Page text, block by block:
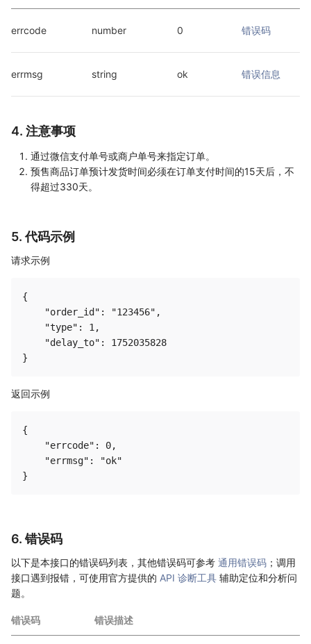
errcode number 0 错误码
errmsg string ok 错误信息
4. 注意事项
通过微信支付单号或商户单号来指定订单。
预售商品订单预计发货时间必须在订单支付时间的15天后，不
得超过330天。
5. 代码示例
请求示例
{
    "order_id": "123456",
    "type": 1,
    "delay_to": 1752035828
返回示例
{
    "errcode": 0,
    "errmsg": "ok"
6. 错误码
以下是本接口的错误码列表，其他错误码可参考 通用错误码 ；调用
接口遇到报错，可使用官方提供的 API 诊断工具 辅助定位和分析问
题。
错误码 错误描述